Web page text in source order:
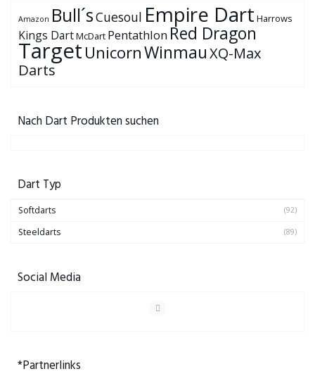
Amazon Bull´sCuesoul Empire Dart Harrows
Kings DartMcDart Pentathlon Red Dragon
TargetUnicornWinmauXQ-Max
Darts
Nach Dart Produkten suchen
Dart Typ
Softdarts (92)
Steeldarts (89)
Social Media
*Partnerlinks